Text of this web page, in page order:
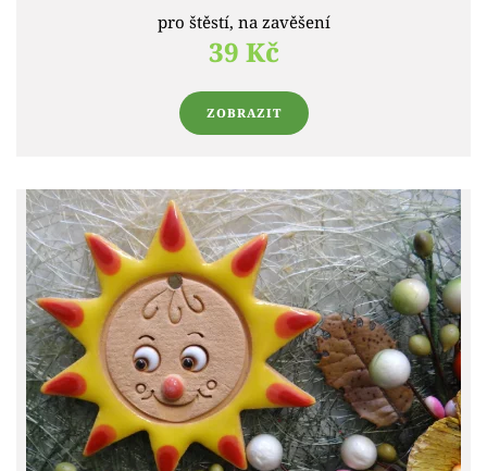
pro štěstí, na zavěšení
39 Kč
ZOBRAZIT